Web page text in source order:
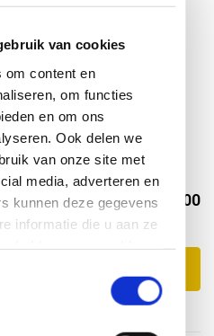
van cookies
om content en
om functies
en om ons
Ook delen we
van onze site met
media, adverteren en
kunnen deze gegevens
informatie die u aan ze
gemak &
afval
€744,00 €734,00
Incl. btw